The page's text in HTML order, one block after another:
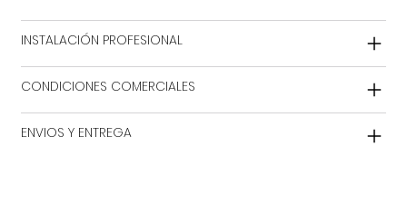
INSTALACIÓN PROFESIONAL
CONDICIONES COMERCIALES
ENVIOS Y ENTREGA